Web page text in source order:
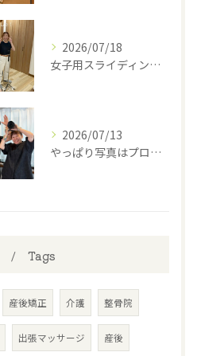
2026/07/18
女子用スライディングパンツ(スポーツインナー)を開発中の西丸...
2026/07/13
やっぱり写真はプロに撮って貰わなあかんね🤣⁡
Tags
産後矯正 介護 整骨院
出張マッサージ 産後